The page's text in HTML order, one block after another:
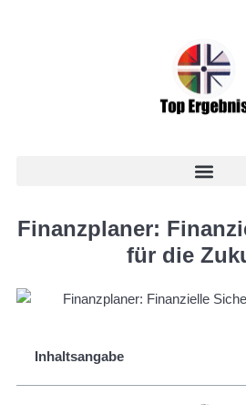
Finanzplaner:
für die
Inhaltsangabe